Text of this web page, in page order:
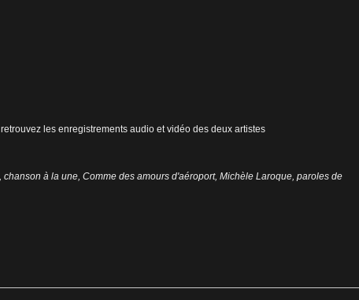
les enregistrements audio et vidéo des deux artistes
, chanson à la une, Comme des amours d'aéroport, Michèle Laroque, paroles de